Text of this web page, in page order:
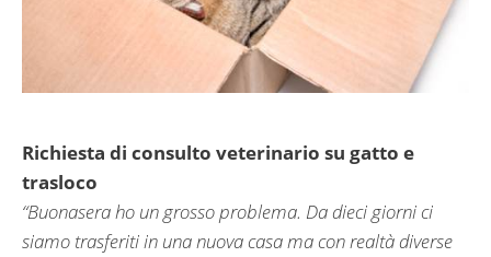
Richiesta di consulto veterinario su gatto e
trasloco
“Buonasera ho un grosso problema. Da dieci giorni ci
siamo trasferiti in una nuova casa ma con realtà diverse